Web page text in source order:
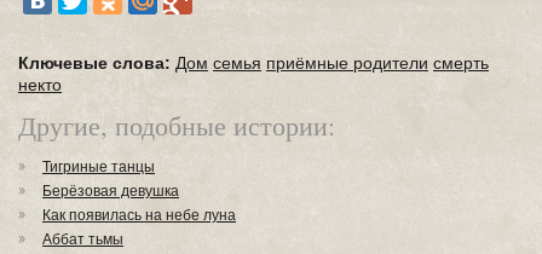
Ключевые слова: Дом семья приёмные родители смерть
некто
Другие, подобные истории:
Тигриные танцы
Берёзовая девушка
Как появилась на небе луна
Аббат тьмы